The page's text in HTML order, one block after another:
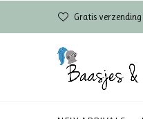
Gratis